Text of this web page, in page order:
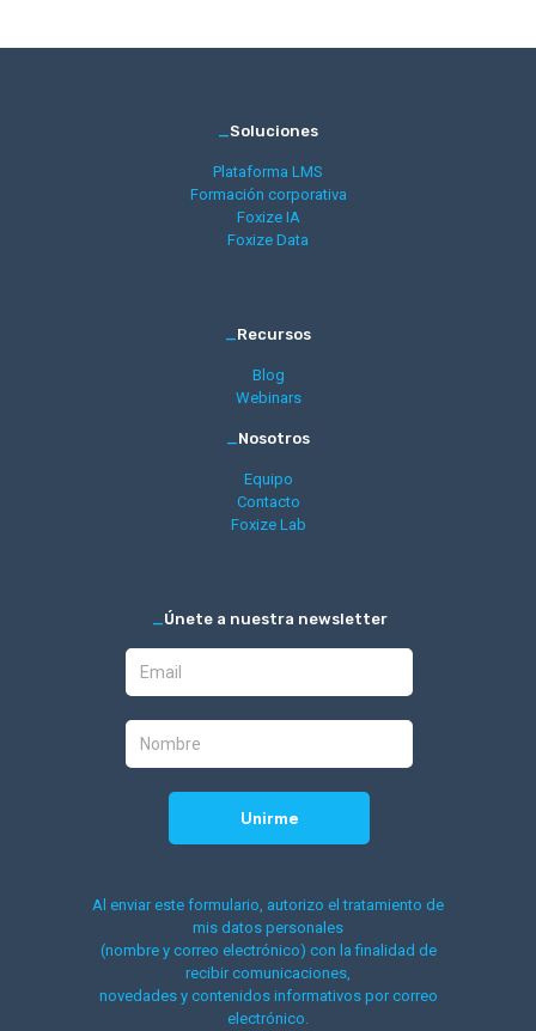
_Soluciones
Plataforma LMS
Formación corporativa
Foxize IA
Foxize Data
_Recursos
Blog
Webinars
_Nosotros
Equipo
Contacto
Foxize Lab
_Únete a nuestra newsletter
Al enviar este formulario, autorizo el tratamiento de
mis datos personales
(nombre y correo electrónico) con la finalidad de
recibir comunicaciones,
novedades y contenidos informativos por correo
electrónico.